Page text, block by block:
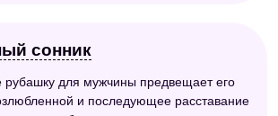
сонник
рубашку для мужчины предвещает его
и последующее расставание